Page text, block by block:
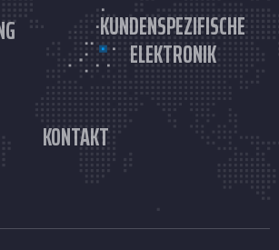
KUNDENSPEZIFISCHE
ELEKTRONIK
KONTAKT